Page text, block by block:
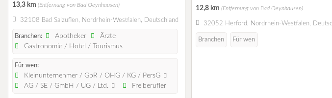
13,3 km (Entfernung von Bad Oeynhausen)
32108 Bad Salzuflen, Nordrhein-Westfalen, Deutschland
Branchen: Apotheker
Ärzte
Gastronomie / Hotel / Tourismus
Für wen:
Kleinunternehmer / GbR / OHG / KG / PersG
AG / SE / GmbH / UG / Ltd.
Freiberufler
12,8 km (Entfernung von Bad Oeynhausen)
32052 Herford, Nordrhein-Westfalen,
Branchen Für wen